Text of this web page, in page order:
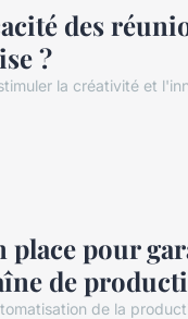
des
?
la créativité et
place pour
de
de la